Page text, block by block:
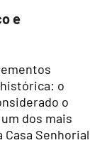
e
o
o
dos mais
Senhorial